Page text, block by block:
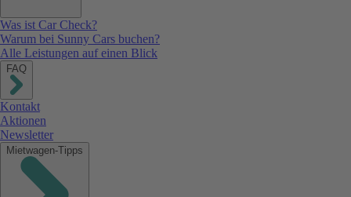
Was ist Car Check?
Warum bei Sunny Cars buchen?
Alle Leistungen auf einen Blick
FAQ
Kontakt
Aktionen
Newsletter
Mietwagen-Tipps